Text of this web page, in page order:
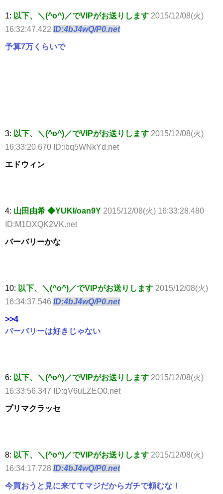
1: 以下、＼(^o^)／でVIPがお送りします 2015/12/08(火)
16:32:47.422 ID:4bJ4wQ/P0.net
予算7万くらいで
3: 以下、＼(^o^)／でVIPがお送りします 2015/12/08(火)
16:33:20.670 ID:ibq5WNkYd.net
エドウィン
4: 山田由希 ◆YUKI/oan9Y 2015/12/08(火) 16:33:28.480
ID:M1DXQK2VK.net
バーバリーかな
10: 以下、＼(^o^)／でVIPがお送りします 2015/12/08(火)
16:34:37.546 ID:4bJ4wQ/P0.net
>>4
バーバリーは好きじゃない
6: 以下、＼(^o^)／でVIPがお送りします 2015/12/08(火)
16:33:56.347 ID:qV6uLZEO0.net
プリマクラッセ
8: 以下、＼(^o^)／でVIPがお送りします 2015/12/08(火)
16:34:17.728 ID:4bJ4wQ/P0.net
今買おうと見に来ててマジだからガチで頼むな！